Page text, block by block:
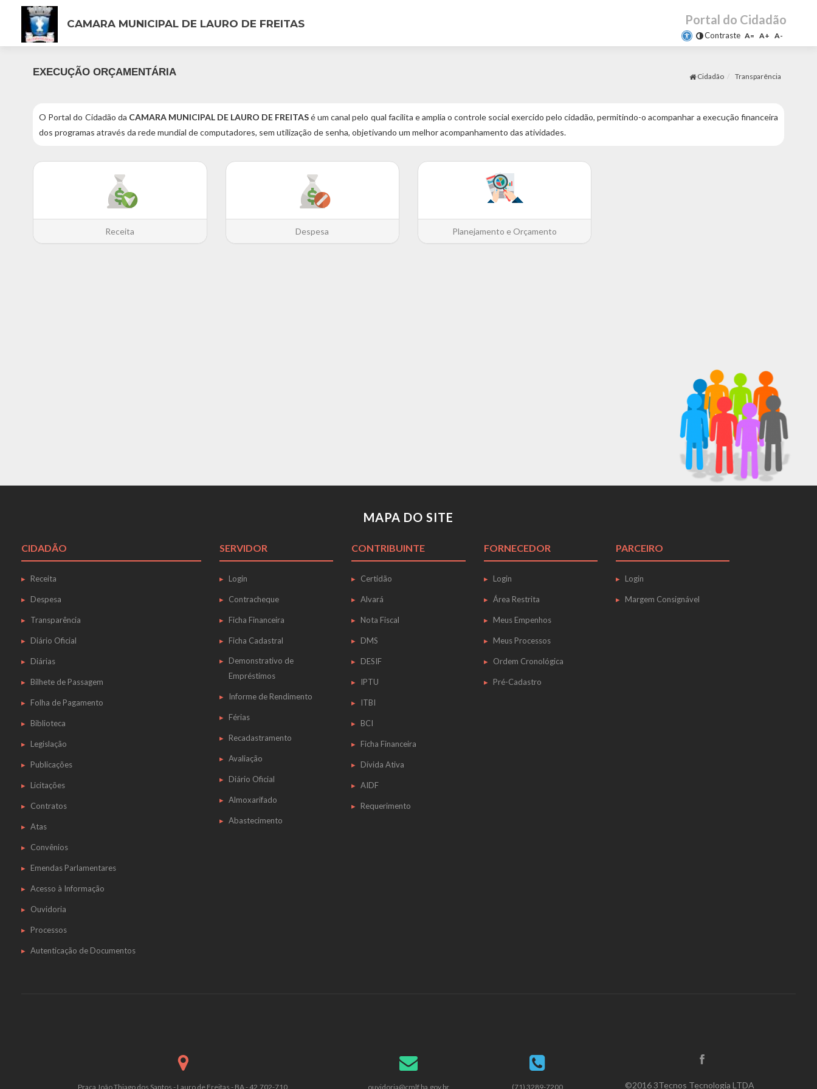
CAMARA MUNICIPAL DE LAURO DE FREITAS Portal do Cidadão
Contraste A= A+ A-
Cidadão Transparência
EXECUÇÃO ORÇAMENTÁRIA
O Portal do Cidadão da CAMARA MUNICIPAL DE LAURO DE FREITASé um canal pelo qual facilita e amplia o controle social exercido pelo cidadão, permitindo-o acompanhar a execução financeira
dos programas através da rede mundial de computadores, sem utilização de senha, objetivando um melhor acompanhamento das atividades.
Receita Despesa Planejamento e Orçamento
MAPA DO SITE
CIDADÃO
Receita
Despesa
Transparência
Diário Oficial
Diárias
Bilhete de Passagem
Folha de Pagamento
Biblioteca
Legislação
Publicações
Licitações
Contratos
Atas
Convênios
Emendas Parlamentares
Acesso à Informação
Ouvidoria
Processos
Autenticação de Documentos
SERVIDOR
Login
Contracheque
Ficha Financeira
Ficha Cadastral
Demonstrativo de
Empréstimos
Informe de Rendimento
Férias
Recadastramento
Avaliação
Diário Oficial
Almoxarifado
Abastecimento
CONTRIBUINTE
Certidão
Alvará
Nota Fiscal
DMS
DESIF
IPTU
ITBI
BCI
Ficha Financeira
Dívida Ativa
AIDF
Requerimento
FORNECEDOR
Login
Área Restrita
Meus Empenhos
Meus Processos
Ordem Cronológica
Pré-Cadastro
PARCEIRO
Login
Margem Consignável
Praça João Thiago dos Santos - Lauro de Freitas - BA - 42.702-710 ouvidoria@cmlf.ba.gov.br (71) 3289-7200 ©2016 3Tecnos Tecnologia LTDA